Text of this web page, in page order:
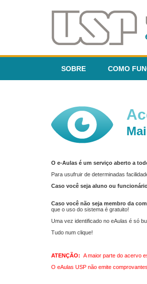
SOBRE COMO
O e-Aulas é um serviço aberto a
Para usufruir de determinadas
Caso você seja aluno ou
Caso você não seja membro da
que o uso do sistema é gratuito!
Uma vez identificado no eAulas é só
Tudo num clique!
ATENÇÃO: A maior parte do acervo
O eAulas USP não emite